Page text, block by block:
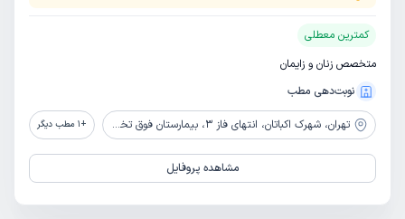
کمترین معطلی
متخصص زنان و زایمان
نوبت‌دهی مطب
تهران، شهرک اکباتان، انتهای فاز 3، بیمارستان فوق تخصصی صارم +
1 مطب دیگر
مشاهده پروفایل